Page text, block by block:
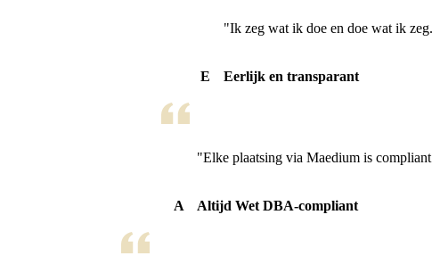
"Ik zeg wat ik doe en doe wat ik
E Eerlijk en transparant
"Elke plaatsing via Maedium is
A Altijd Wet DBA-compliant